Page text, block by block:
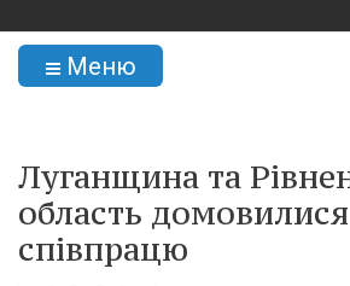
Меню
Луганщина та
область
співпрацю